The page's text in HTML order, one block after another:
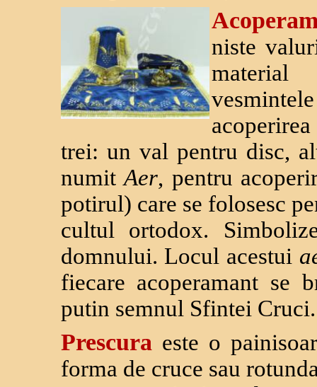
niste
material
trei: un val pentru disc,
numitAer, pentru
potirul) care se folosesc
cultul ortodox.
domnului. Locul acestui
fiecare acoperamant se
putin semnul Sfintei Cruci.
Prescura este o
forma de cruce sau